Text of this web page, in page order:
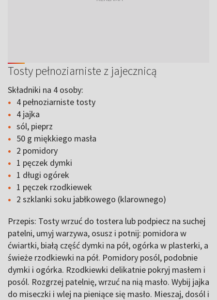
Tosty pełnoziarniste z jajecznicą
Składniki na 4 osoby:
4 pełnoziarniste tosty
4 jajka
sól, pieprz
50 g miękkiego masła
2 pomidory
1 pęczek dymki
1 długi ogórek
1 pęczek rzodkiewek
2 szklanki soku jabłkowego (klarownego)
Przepis: Tosty wrzuć do tostera lub podpiecz na suchej
patelni, umyj warzywa, osusz i potnij: pomidora w
ćwiartki, białą część dymki na pół, ogórka w plasterki, a
świeże rzodkiewki na pół. Pomidory posól, podobnie
dymki i ogórka. Rzodkiewki delikatnie pokryj masłem i
posól. Rozgrzej patelnię, wrzuć na nią masło. Wybij jajka
do miseczki i wlej na pieniące się masło. Mieszaj, dosól i